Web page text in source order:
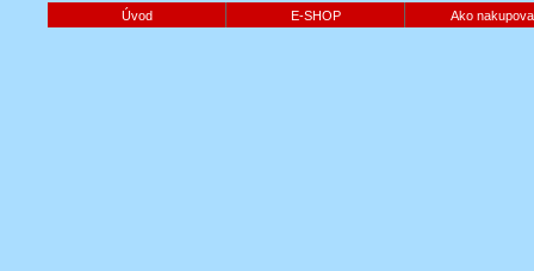
Úvod E-SHOP Ako